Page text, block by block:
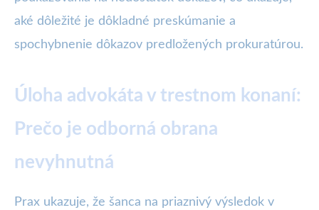
aké dôležité je dôkladné preskúmanie a
spochybnenie dôkazov predložených prokuratúrou.
Úloha advokáta v trestnom konaní:
Prečo je odborná obrana
nevyhnutná
Prax ukazuje, že šanca na priaznivý výsledok v